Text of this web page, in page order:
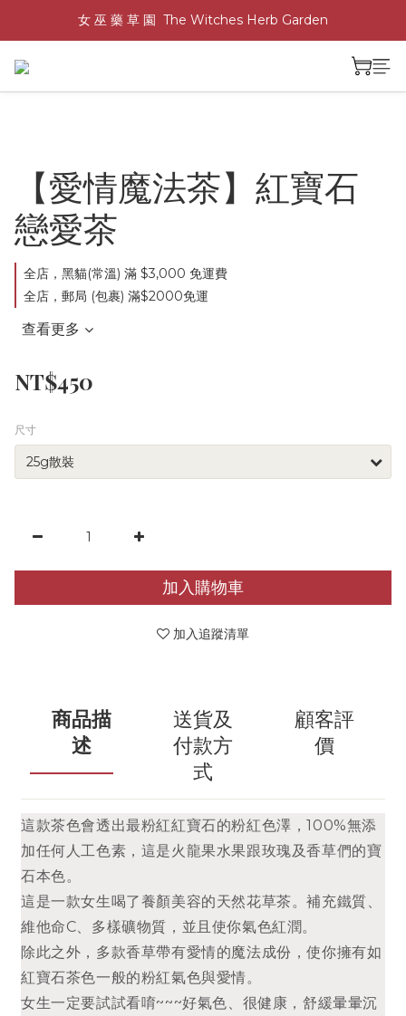
女 巫 藥 草 園  The Witches Herb Garden
【愛情魔法茶】紅寶石
戀愛茶
全店，黑貓(常溫) 滿 $3,000 免運費
全店，郵局 (包裹) 滿$2000免運
查看更多
NT$450
尺寸
加入購物車
加入追蹤清單
商品描
述
送貨及
付款方
式
顧客評
價
這款茶色會透出最粉紅紅寶石的粉紅色澤，100%無添
加任何人工色素，這是火龍果水果跟玫瑰及香草們的寶
石本色。
這是一款女生喝了養顏美容的天然花草茶。補充鐵質、
維他命C、多樣礦物質，並且使你氣色紅潤。
除此之外，多款香草帶有愛情的魔法成份，使你擁有如
紅寶石茶色一般的粉紅氣色與愛情。
女生一定要試試看唷~~~好氣色、很健康，舒緩暈暈沉